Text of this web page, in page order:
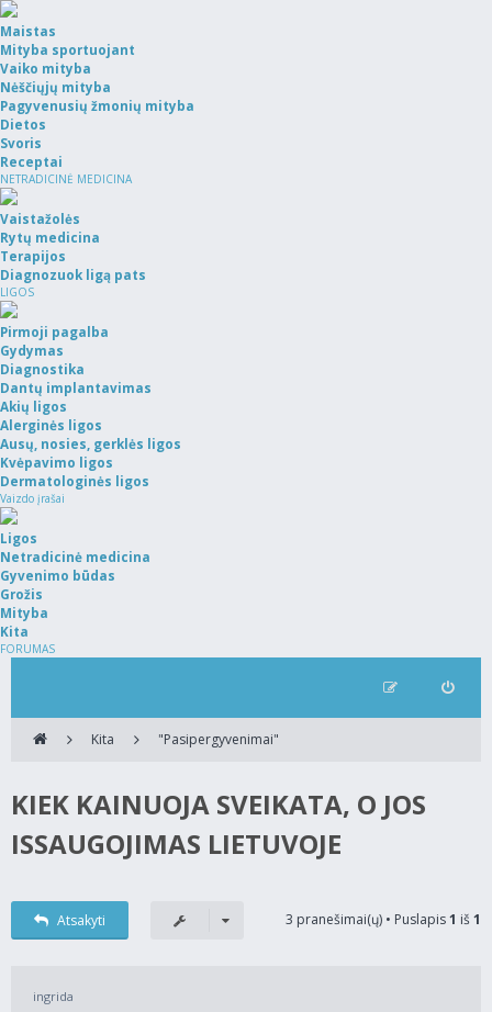
Maistas
Mityba sportuojant
Vaiko mityba
Nėščiųjų mityba
Pagyvenusių žmonių mityba
Dietos
Svoris
Receptai
NETRADICINĖ MEDICINA
Vaistažolės
Rytų medicina
Terapijos
Diagnozuok ligą pats
LIGOS
Pirmoji pagalba
Gydymas
Diagnostika
Dantų implantavimas
Akių ligos
Alerginės ligos
Ausų, nosies, gerklės ligos
Kvėpavimo ligos
Dermatologinės ligos
Vaizdo įrašai
Ligos
Netradicinė medicina
Gyvenimo būdas
Grožis
Mityba
Kita
FORUMAS
Kita "Pasipergyvenimai"
KIEK KAINUOJA SVEIKATA, O JOS
ISSAUGOJIMAS LIETUVOJE
Atsakyti 3 pranešimai(ų) • Puslapis1 iš1
ingrida